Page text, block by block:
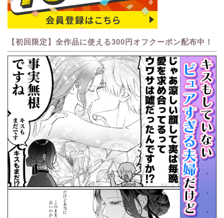
【初回限定】全作品に使える300円オフクーポン配布中！